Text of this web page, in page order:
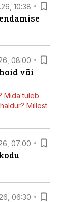
10:38
08:00
või
Mida tuleb
Millest
07:00
06:30